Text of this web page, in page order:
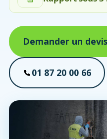
Demander un devis
01 87 20 00 66